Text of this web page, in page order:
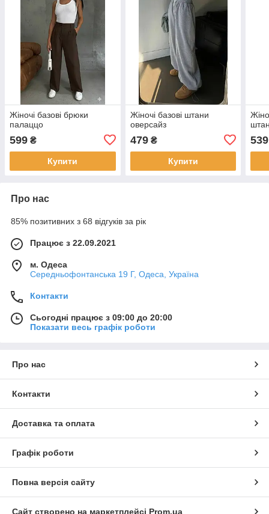
Жіночі базові брюки
палаццо
599 ₴
Купити
Жіночі базові штани
оверсайз
479₴
Купити
539
Про нас
85% позитивних з 68 відгуків за рік
Працює з 22.09.2021
м. Одеса
Середньофонтанська 19 Г, Одеса, Україна
Контакти
Сьогодні працює з 09:00 до 20:00
Показати весь графік роботи
Про нас
Контакти
Доставка та оплата
Графік роботи
Повна версія сайту
Сайт створено на маркетплейсі Prom.ua